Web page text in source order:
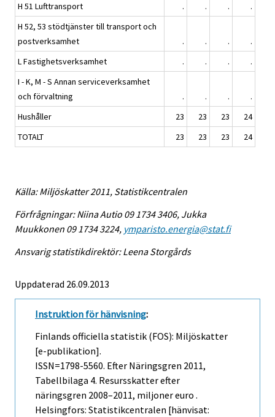
H 51 Lufttransport
. . .
.
H 52, 53 stödtjänster till transport och
postverksamhet
. . .
.
L Fastighetsverksamhet
. . .
.
I - K, M - S Annan serviceverksamhet
och förvaltning
. . .
.
Hushåller
23 23 23
24
TOTALT
23 23 23 24
Källa: Miljöskatter 2011, Statistikcentralen
Förfrågningar: Niina Autio 09 1734 3406, Jukka
Muukkonen 09 1734 3224, ymparisto.energia@stat.fi
Ansvarig statistikdirektör: Leena Storgårds
Uppdaterad 26.09.2013
Instruktion för hänvisning:
Finlands officiella statistik (FOS): Miljöskatter
[e-publikation].
ISSN=1798-5560. Efter Näringsgren 2011,
Tabellbilaga 4. Resursskatter efter
näringsgren 2008–2011, miljoner euro .
Helsingfors: Statistikcentralen [hänvisat: